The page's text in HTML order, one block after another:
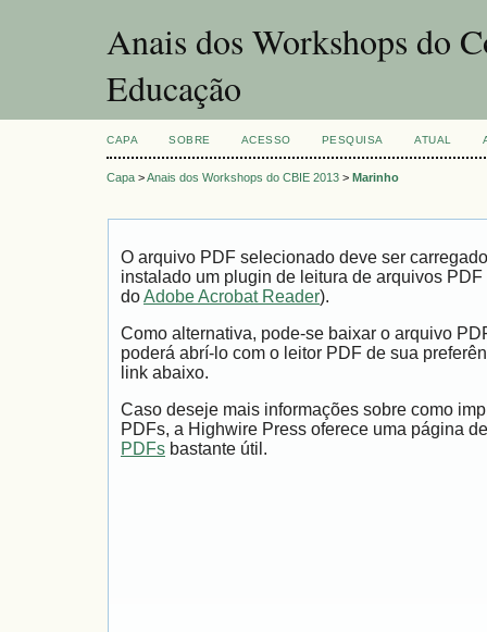
Anais dos Workshops do
Educação
CAPA SOBRE ACESSO PESQUISA ATUAL
Capa >Anais dos Workshops do CBIE 2013 > Marinho
O arquivo PDF selecionado deve ser
instalado um plugin de leitura de arquivos
doAdobe Acrobat Reader).
Como alternativa, pode-se baixar o arquivo
poderá abrí-lo com o leitor PDF de sua
link abaixo.
Caso deseje mais informações sobre como
PDFs, a Highwire Press oferece uma página
PDFs bastante útil.